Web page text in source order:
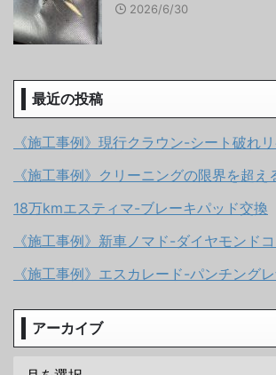
2026/6/30
最近の投稿
《施工事例》現行クラウン-シート破れ
《施工事例》クリーニングの限界を超え
18万kmエスティマ-ブレーキパッド交換
《施工事例》新車ノマド-ダイヤモンドコ
《施工事例》エスカレード-パンチング
アーカイブ